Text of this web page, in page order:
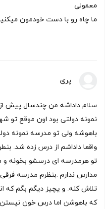
معمولی
ما چاه رو با دست خودمون
پری
سلام داداشه من چندسال پیش از
نمونه دولتی بود اون موقع تو
باهوشه ولی تو مدرسه نمونه
واقعا داداشم از درس زده شد.
تو هرمدرسه ای درسشو بخونه و
مدارس ندارم .بنظرم مدرسه
تلاش کنه. و یچیز دیگم بگم
که باهوشن اما درس خون